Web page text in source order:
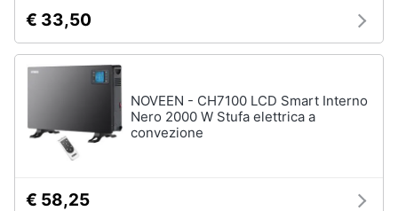
€ 33,50
NOVEEN - CH7100 LCD Smart Interno
Nero 2000 W Stufa elettrica a
convezione
€ 58,25